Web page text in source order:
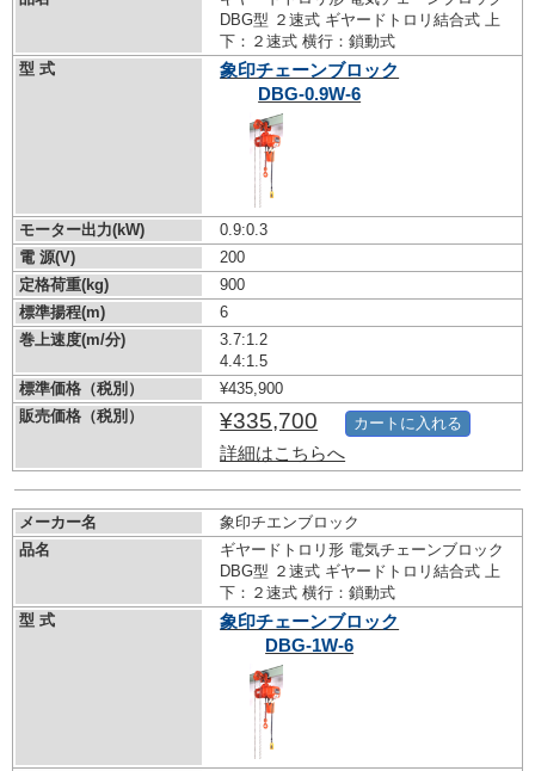
DBG型 ２速式 ギヤードトロリ結合式 上
下：２速式 横行：鎖動式
型 式
象印チェーンブロック
DBG-0.9W-6
モーター出力(kW)
0.9:0.3
電 源(V)
200
定格荷重(kg)
900
標準揚程(m)
6
巻上速度(m/分)
3.7:1.2
4.4:1.5
標準価格（税別）
¥435,900
販売価格（税別）
¥335,700
詳細はこちらへ
カートに入れる
メーカー名
象印チエンブロック
品名
ギヤードトロリ形 電気チェーンブロック
DBG型 ２速式 ギヤードトロリ結合式 上
下：２速式 横行：鎖動式
型 式
象印チェーンブロック
DBG-1W-6